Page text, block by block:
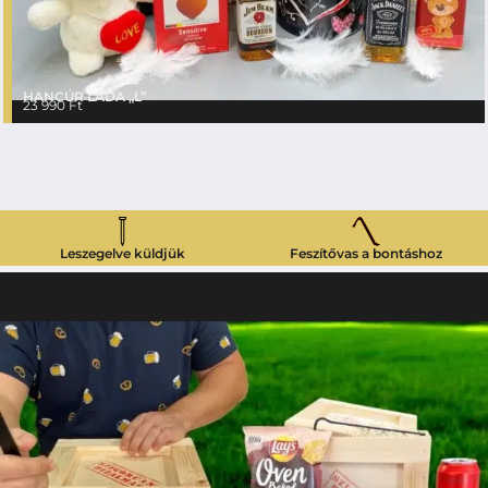
HANCÚR LÁDA „L”
23 990Ft
Leszegelve küldjük Feszítővas a bontáshoz